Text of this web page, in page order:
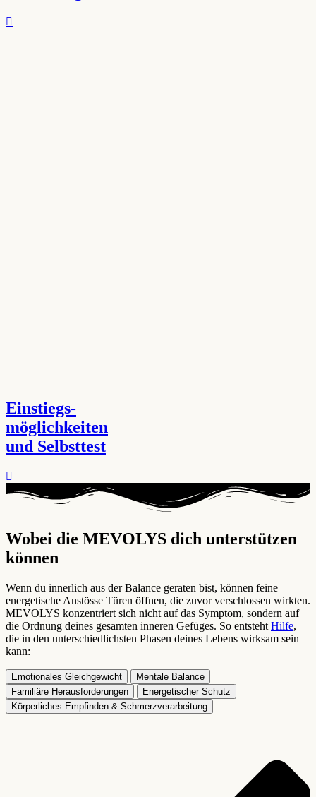
Einstiegs-
möglichkeiten
und Selbsttest
Wobei die MEVOLYS dich unterstützen
können ​
Wenn du innerlich aus der Balance geraten bist, können feine
energetische Anstösse Türen öffnen, die zuvor verschlossen wirkten.
MEVOLYS konzentriert sich nicht auf das Symptom, sondern auf
die Ordnung deines gesamten inneren Gefüges. So entsteht Hilfe,
die in den unterschiedlichsten Phasen deines Lebens wirksam sein
kann:
Emotionales Gleichgewicht
Mentale Balance
Familiäre Herausforderungen
Energetischer Schutz
Körperliches Empfinden & Schmerzverarbeitung